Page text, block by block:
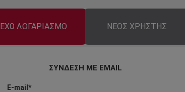
ΕΧΩ ΛΟΓΑΡΙΑΣΜΟ ΝΕΟΣ ΧΡΗΣΤΗΣ
ΣΥΝΔΕΣΗ ΜΕ EMAIL
E-mail*